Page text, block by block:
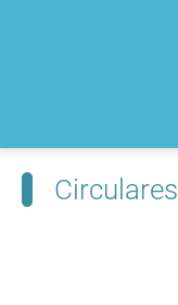
Circulares